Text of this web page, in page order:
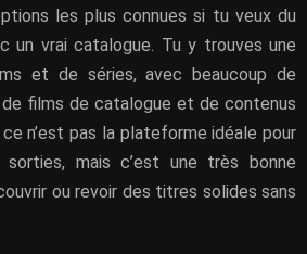
les plus connues si tu veux du
un vrai catalogue. Tu y trouves une
et de séries, avec beaucoup de
de films de catalogue et de contenus
n’est pas la plateforme idéale pour
mais c’est une très bonne
ou revoir des titres solides sans